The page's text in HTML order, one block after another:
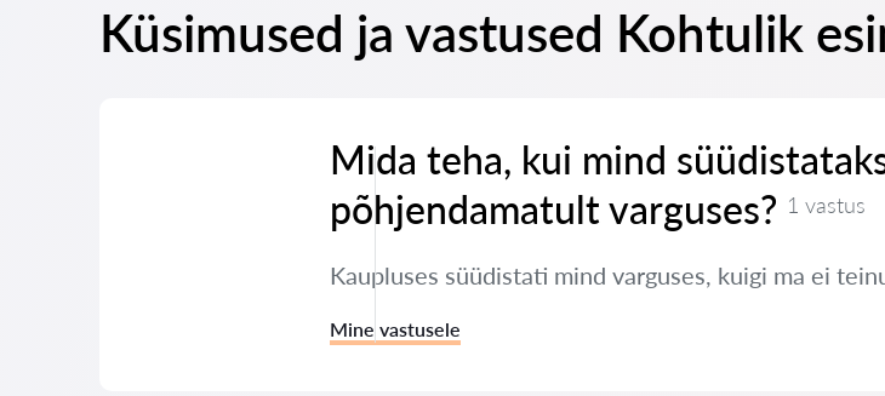
Küsimused ja vastused Kohtulik
Mida teha, kui mind
põhjendamatult varguses? 1 vastus
Kaupluses süüdistati mind varguses, kuigi ma ei
Mine vastusele